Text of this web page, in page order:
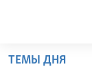
Перейти
ТЕМЫ ДНЯ